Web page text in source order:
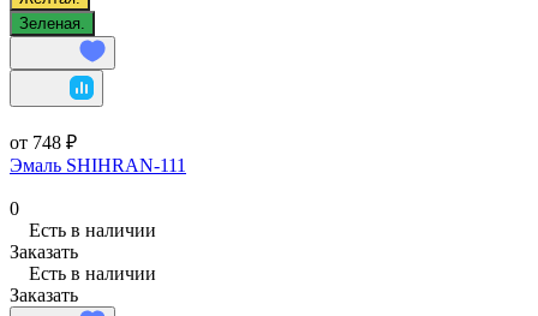
Зеленая.
от 748 ₽
Эмаль SHIHRAN-111
0
Есть в наличии
Заказать
Есть в наличии
Заказать